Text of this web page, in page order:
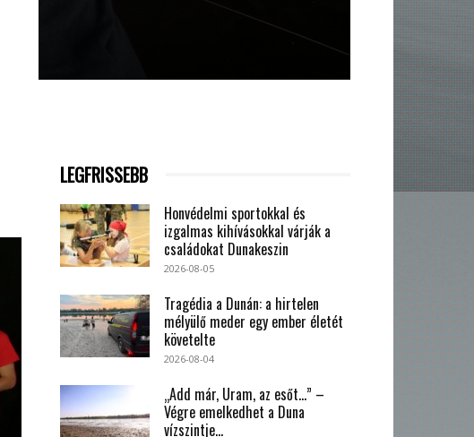
LEGFRISSEBB
Honvédelmi sportokkal és
izgalmas kihívásokkal várják a
családokat Dunakeszin
2026-08-05
Tragédia a Dunán: a hirtelen
mélyülő meder egy ember életét
követelte
2026-08-04
„Add már, Uram, az esőt…” –
Végre emelkedhet a Duna
vízszintje...